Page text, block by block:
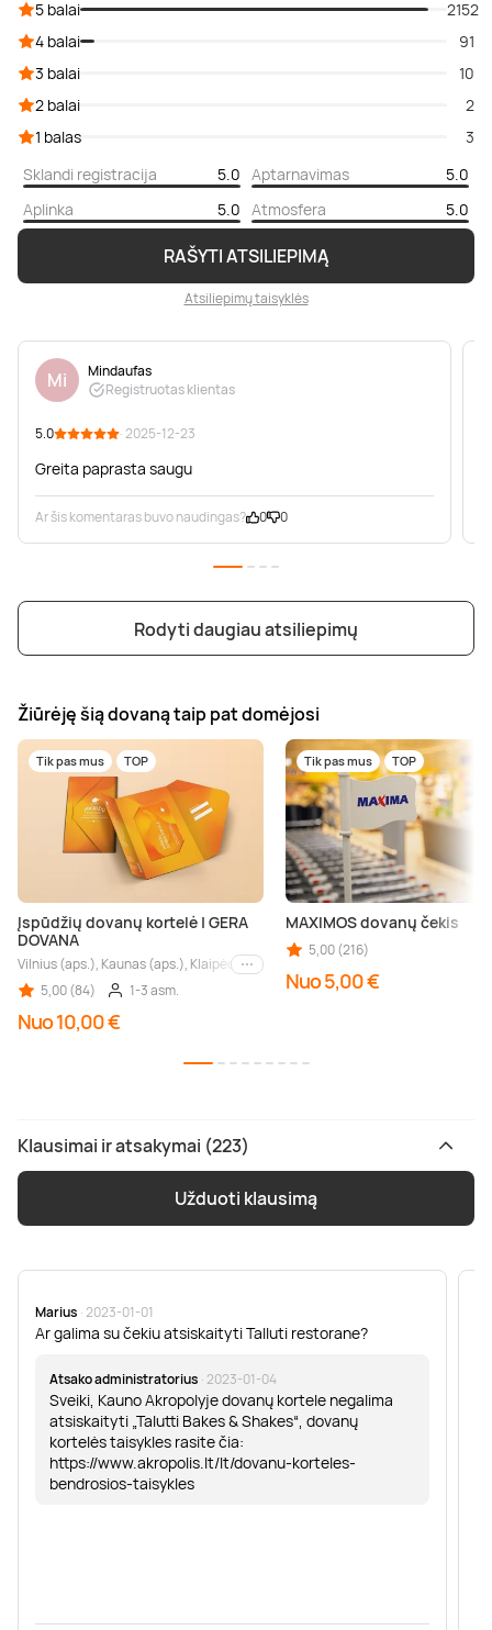
RAŠYTI ATSILIEPIMĄ
Atsiliepimų taisyklės
5 balai
2152
4 balai
91
3 balai
10
2 balai
2
1 balas
3
Sklandi registracija
5.0 Aptarnavimas
5.0
Aplinka
5.0 Atmosfera 5.0
Mi
Mindaufas
Registruotas klientas
5.0 · 2025-12-23
Greita paprasta saugu
Ar šis komentaras buvo naudingas? 0 0
Rodyti daugiau atsiliepimų
Žiūrėję šią dovaną taip pat domėjosi
Tik pas mus TOP
Įspūdžių dovanų kortelė | GERA
DOVANA
Vilnius (aps.), Kaunas (aps.), Klaipėda (aps.), Palanga (aps.), Nida (aps.),
Kiti miestai
5,00 (84)
1-3 asm.
Nuo 10,00 €
Tik pas mus TOP
MAXIMOS dovanų čekis
5,00 (216)
Nuo 5,00 €
Klausimai ir atsakymai (223)
Užduoti klausimą
Marius · 2023-01-01
Ar galima su čekiu atsiskaityti Talluti restorane?
Atsako administratorius · 2023-01-04
Sveiki, Kauno Akropolyje dovanų kortele negalima
atsiskaityti „Talutti Bakes & Shakes“, dovanų
kortelės taisykles rasite čia:
https://www.akropolis.lt/lt/dovanu-korteles-
bendrosios-taisykles